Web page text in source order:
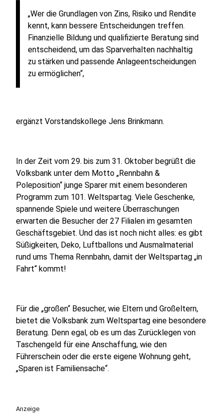
„Wer die Grundlagen von Zins, Risiko und Rendite
kennt, kann bessere Entscheidungen treffen.
Finanzielle Bildung und qualifizierte Beratung sind
entscheidend, um das Sparverhalten nachhaltig
zu stärken und passende Anlageentscheidungen
zu ermöglichen“,
ergänzt Vorstandskollege Jens Brinkmann.
In der Zeit vom 29. bis zum 31. Oktober begrüßt die
Volksbank unter dem Motto „Rennbahn &
Poleposition“ junge Sparer mit einem besonderen
Programm zum 101. Weltspartag. Viele Geschenke,
spannende Spiele und weitere Überraschungen
erwarten die Besucher der 27 Filialen im gesamten
Geschäftsgebiet. Und das ist noch nicht alles: es gibt
Süßigkeiten, Deko, Luftballons und Ausmalmaterial
rund ums Thema Rennbahn, damit der Weltspartag „in
Fahrt“ kommt!
Für die „großen“ Besucher, wie Eltern und Großeltern,
bietet die Volksbank zum Weltspartag eine besondere
Beratung. Denn egal, ob es um das Zurücklegen von
Taschengeld für eine Anschaffung, wie den
Führerschein oder die erste eigene Wohnung geht,
„Sparen ist Familiensache“.
Anzeige